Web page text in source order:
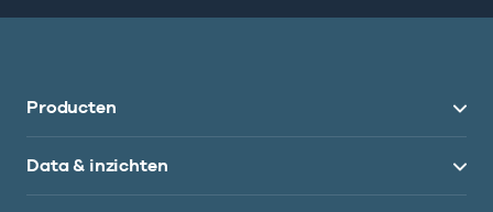
Producten
Data & inzichten